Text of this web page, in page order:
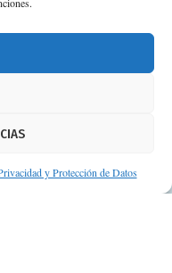
y Protección de Datos